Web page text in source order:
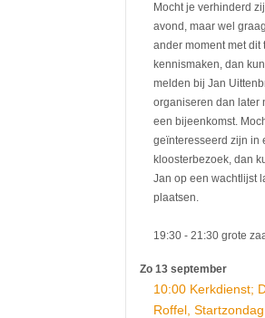
Mocht je verhinderd
avond, maar wel
ander moment met dit
kennismaken, dan
melden bij Jan
organiseren dan later
een bijeenkomst.
geïnteresseerd zijn in
kloosterbezoek, dan
Jan op een wachtlijst
plaatsen.
19:30 - 21:30grote
Zo 13 september
10:00 Kerkdienst;
Roffel,